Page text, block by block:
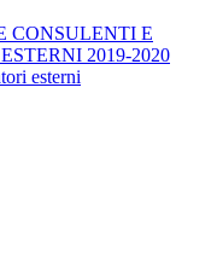
CONSULENTI E
2019-2020
esterni